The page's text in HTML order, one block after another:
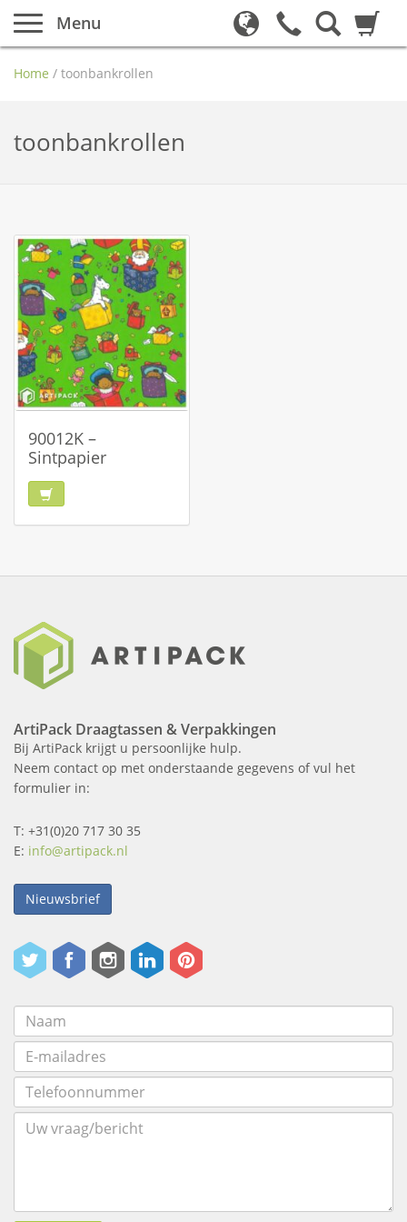
Menu
Home / toonbankrollen
toonbankrollen
90012K –
Sintpapier
ArtiPack Draagtassen & Verpakkingen
Bij ArtiPack krijgt u persoonlijke hulp.
Neem contact op met onderstaande gegevens of vul het
formulier in:
T: +31(0)20 717 30 35
E: info@artipack.nl
Nieuwsbrief